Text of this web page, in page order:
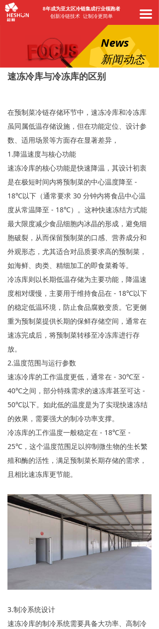
끀
8年成为亚太区冷链集成行业领跑者
创新冷链技术 让制冷更简单
速冻冷库与冷冻库的区别
在预制菜冷链存储环节中，速冻冷库和冷冻库
虽同属低温存储设施，但在功能定位、设计参
数、适用场景等方面存在显著差异，
1.降温速度与核心功能
速冻冷库的核心功能是快速降温，其设计初衷
是在极短时间内将预制菜的中心温度降至 -
18℃以下（通常要求 30 分钟内将食品中心温
度从常温降至 - 18℃）。这种快速冻结方式能
最大限度减少食品细胞内冰晶的形成，避免细
胞破裂，从而保留预制菜的口感、营养成分和
外观形态，尤其适合对品质要求高的预制菜，
如海鲜、肉类、精细加工的即食菜肴等。
冷冻库则以长期低温存储为主要功能，降温速
度相对缓慢，主要用于维持食品在 - 18℃以下
的稳定低温环境，防止食品腐败变质。它更侧
重为预制菜提供长期的保鲜存储空间，通常在
速冻完成后，将预制菜转移至冷冻库进行存
放。
2.温度范围与运行参数
速冻冷库的工作温度更低，通常在 - 30℃至 -
40℃之间，部分特殊需求的速冻库甚至可达 -
50℃以下。如此低的温度是为了实现快速冻结
的效果，需要强大的制冷功率支撑。
冷冻库的工作温度一般稳定在 - 18℃至 -
25℃，这个温度范围足以抑制微生物的生长繁
殖和酶的活性，满足预制菜长期存储的需求，
且相比速冻库更节能。
3.制冷系统设计
速冻冷库的制冷系统需要具备大功率、高制冷
News
新闻动态